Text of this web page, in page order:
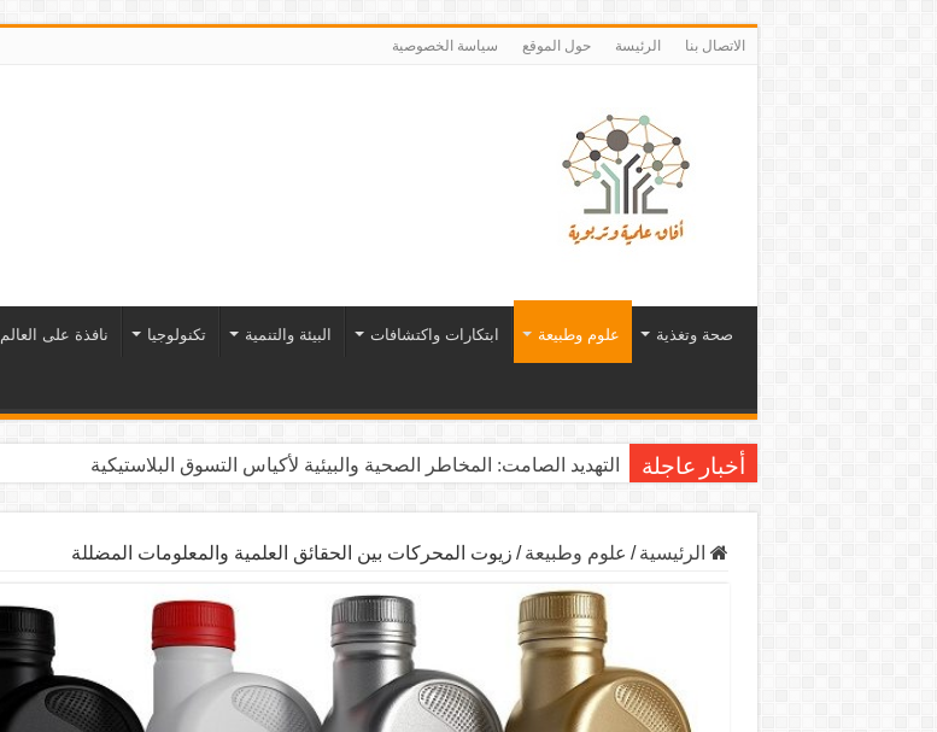
الاتصال بنا الرئيسة حول الموقع سياسة الخصوصية
صحة وتغذية علوم وطبيعة ابتكارات واكتشافات البيئة والتنمية تكنولوجيا نافذة على العالم
أخبار عاجلة التهديد الصامت: المخاطر الصحية والبيئية لأكياس التسوق البلاستيكية
الرئيسية / علوم وطبيعة / زيوت المحركات بين الحقائق العلمية والمعلومات المضللة